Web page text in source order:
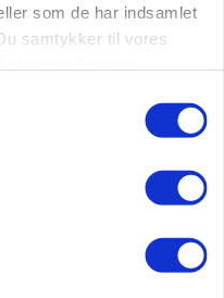
som de har indsamlet
samtykker til vores
vokser: Polsk kylling